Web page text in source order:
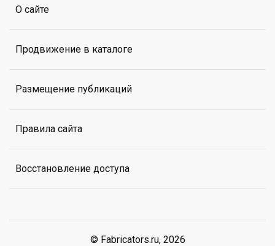
О сайте
Продвижение в каталоге
Размещение публикаций
Правила сайта
Восстановление доступа
© Fabricators.ru, 2026